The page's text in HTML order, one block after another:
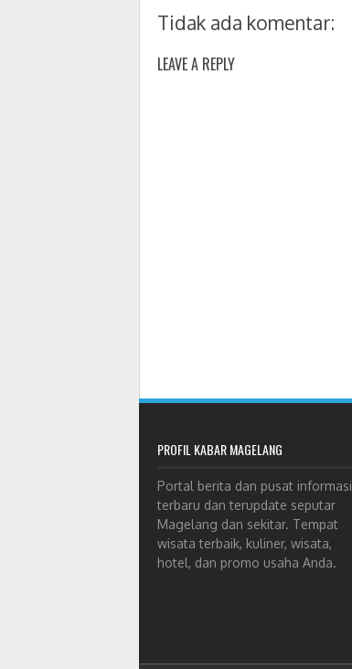
Tidak ada komentar:
LEAVE A REPLY
PROFIL KABAR MAGELANG
Portal berita dan pusat informasi
terbaru dan terupdate seputar
Magelang dan sekitar. Tempat
wisata terbaik, kuliner, wisata,
hotel, dan promo usaha Anda.